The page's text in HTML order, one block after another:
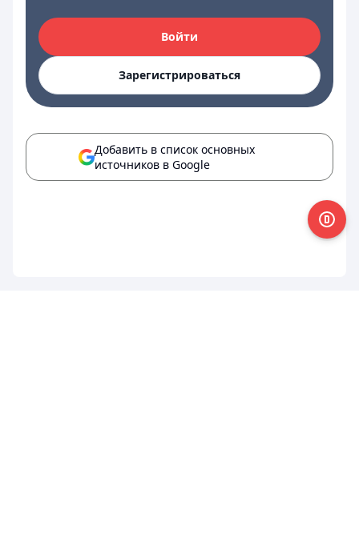
Войти
Зарегистрироваться
Добавить в список основных
источников в Google